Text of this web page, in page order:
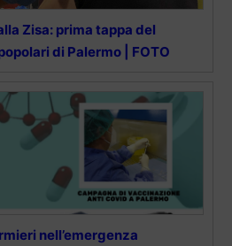
Zisa: prima tappa del
di Palermo | FOTO
nell’emergenza